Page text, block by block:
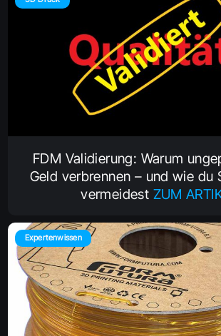
FDM Validierung: Warum
Geld verbrennen – und wie du
vermeidest ZUM
Expertenwissen